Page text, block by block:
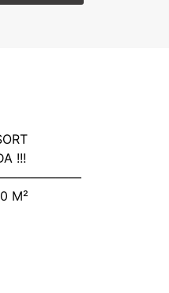
!!!
M²